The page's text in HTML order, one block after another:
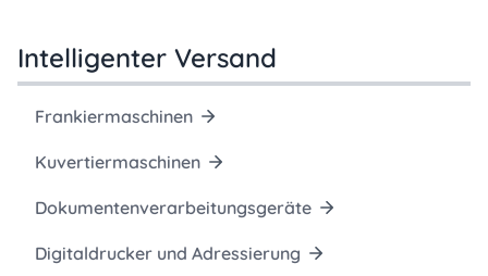
Intelligenter Versand
Frankiermaschinen
Kuvertiermaschinen
Dokumentenverarbeitungsgeräte
Digitaldrucker und Adressierung